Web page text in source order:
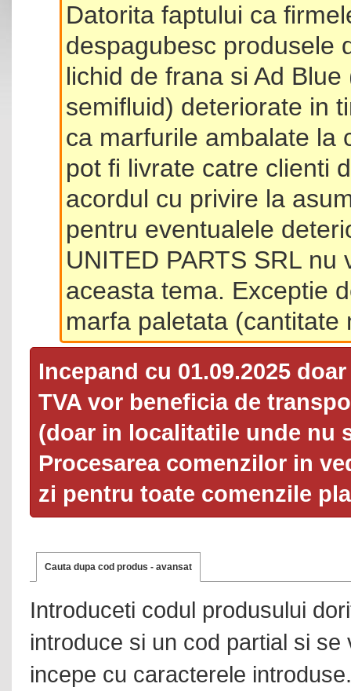
Datorita faptului ca
despagubesc produsele
lichid de frana si Ad
semifluid) deteriorate in
ca marfurile ambalate la
pot fi livrate catre clienti
acordul cu privire la
pentru eventualele
UNITED PARTS SRL
aceasta tema. Exceptie
marfa paletata (cantitate
Incepand cu 01.09.2025
TVA vor beneficia de
(doar in localitatile unde nu
Procesarea comenzilor in
zi pentru toate comenzile
Cauta dupa cod produs - avansat
Introduceti codul produsului
introduce si un cod partial si
incepe cu caracterele introduse.